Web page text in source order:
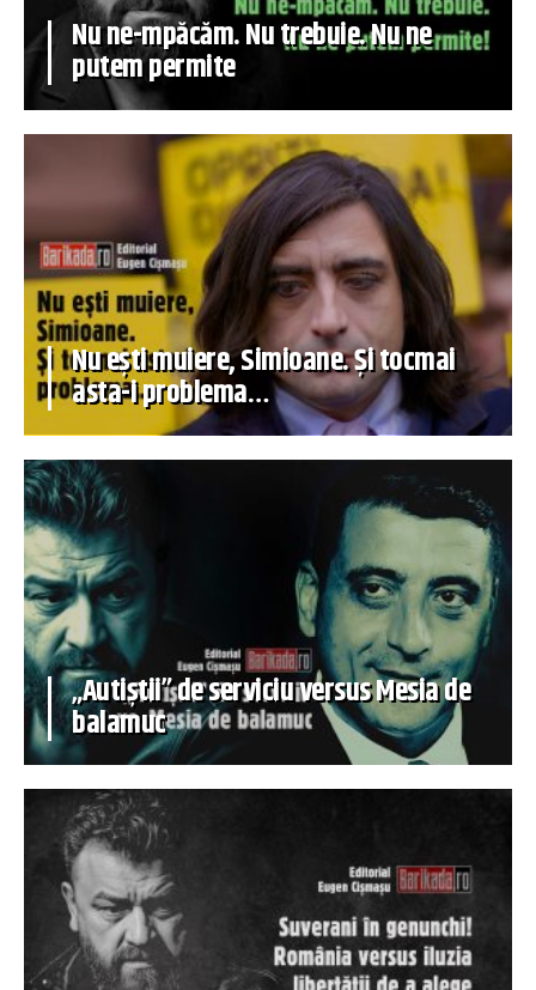
Nu ne-mpăcăm. Nu trebuie. Nu ne
putem permite
Nu ești muiere, Simioane. Și tocmai
asta-i problema…
„Autiștii” de serviciu versus Mesia de
balamuc